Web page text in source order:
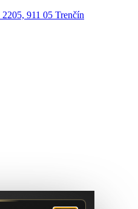
911 05 Trenčín